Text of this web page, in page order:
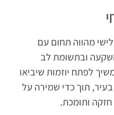
מהווה תחום עם
ובתשומת לב
לפתח יוזמות שיביאו
תוך כדי שמירה על
חזקה ותומכת.